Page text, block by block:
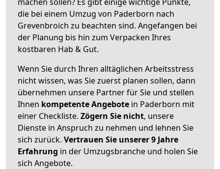
die bei einem Umzug von Paderborn nach
Grevenbroich zu beachten sind. Angefangen bei
der Planung bis hin zum Verpacken Ihres
kostbaren Hab & Gut.
Wenn Sie durch Ihren alltäglichen Arbeitsstress
nicht wissen, was Sie zuerst planen sollen, dann
übernehmen unsere Partner für Sie und stellen
Ihnen kompetente Angebote in Paderborn mit
einer Checkliste. Zögern Sie nicht, unsere
Dienste in Anspruch zu nehmen und lehnen Sie
sich zurück. Vertrauen Sie unserer 9 Jahre
Erfahrung in der Umzugsbranche und holen Sie
sich Angebote.